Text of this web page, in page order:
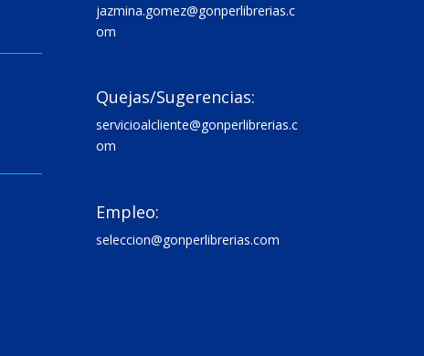
jazmina.gomez@gonperlibrerias.c
om
Quejas/Sugerencias:
servicioalcliente@gonperlibrerias.c
om
Empleo:
seleccion@gonperlibrerias.com